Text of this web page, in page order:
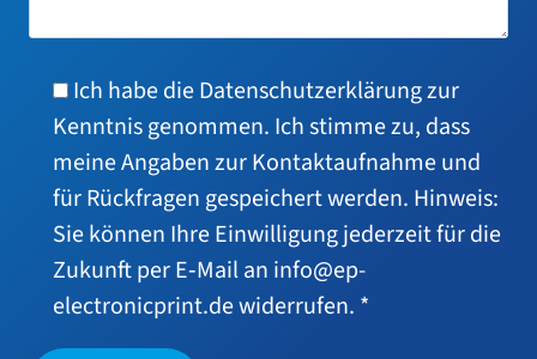
Ich habe die Datenschutzerklärung zur
Kenntnis genom­men. Ich stimme zu, dass
meine Angaben zur Kontaktaufnahme und
für Rückfragen gespei­chert wer­den. Hinweis:
Sie kön­nen Ihre Einwilligung jeder­zeit für die
Zukunft per E‑Mail an info@ep-
electronicprint.de widerrufen. *